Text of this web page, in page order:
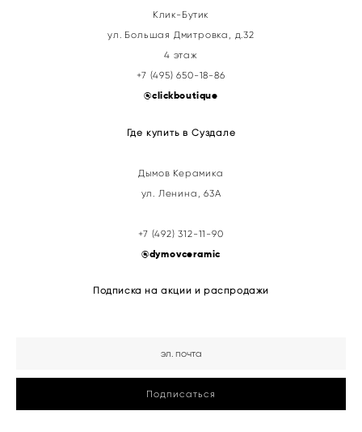
Клик-Бутик
ул. Большая Дмитровка, д.32
4 этаж
+7 (495) 650-18-86
@clickboutique
Где купить в Суздале
Дымов Керамика
ул. Ленина, 63А
+7 (492) 312-11-90
@dymovceramic
Подписка на акции и распродажи
Подписаться